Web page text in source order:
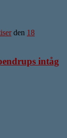
den 18
intåg